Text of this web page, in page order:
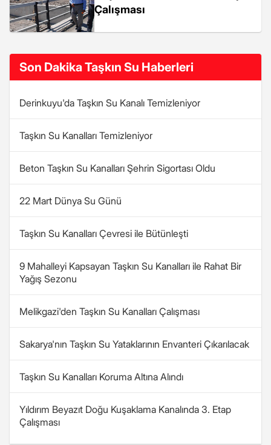
Çalışması
Son Dakika Taşkın Su Haberleri
Derinkuyu'da Taşkın Su Kanalı Temizleniyor
Taşkın Su Kanalları Temizleniyor
Beton Taşkın Su Kanalları Şehrin Sigortası Oldu
22 Mart Dünya Su Günü
Taşkın Su Kanalları Çevresi ile Bütünleşti
9 Mahalleyi Kapsayan Taşkın Su Kanalları ile Rahat Bir
Yağış Sezonu
Melikgazi'den Taşkın Su Kanalları Çalışması
Sakarya'nın Taşkın Su Yataklarının Envanteri Çıkarılacak
Taşkın Su Kanalları Koruma Altına Alındı
Yıldırım Beyazıt Doğu Kuşaklama Kanalında 3. Etap
Çalışması